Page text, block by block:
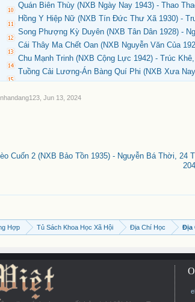
Quán Biên Thùy (NXB Ngày Nay 1943) - Thao
Hồng Y Hiệp Nữ (NXB Tín Đức Thư Xã 1930) -
Song Phượng Kỳ Duyên (NXB Tân Dân 1928) -
Cái Thây Ma Chết Oan (NXB Nguyễn Văn Của
Chu Mạnh Trinh (NXB Cộng Lực 1942) - Trúc
Tuồng Cải Lương-Án Bàng Quí Phi (NXB Xưa
nhandang123 Jun 13, 2024
Cuốn 2 (NXB Bảo Tồn 1935) - Nguyễn Bá Thời, 24
Hợp Tủ Sách Khoa Học Xã Hội Địa Chí Học Địa